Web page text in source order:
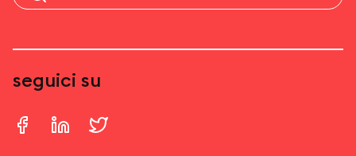
seguici su